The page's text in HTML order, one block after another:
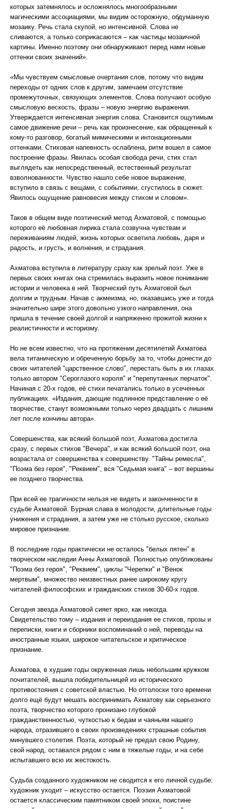
которых затемнялось и осложнялось многообразными
магическими ассоциациями, мы видим осторожную, обдуманную
мозаику. Речь стала скупой, но интенсивной. Слова не
сливаются, а только соприкасаются – как частицы мозаичной
картины. Именно поэтому они обнаруживают перед нами новые
оттенки своих значений».
«Мы чувствуем смысловые очертания слов, потому что видим
переходы от одних слов к другим, замечаем отсутствие
промежуточных, связующих элементов. Слова получают особую
смысловую вескость, фразы – новую энергию выражения.
Утверждается интенсивная энергия слова. Становится ощутимым
самое движение речи – речь как произнесение, как обращенный к
кому-то разговор, богатый мимическими и интонационными
оттенками. Стиховая напевность ослаблена, ритм вошел в самое
построение фразы. Явилась особая свобода речи, стих стал
выглядеть как непосредственный, естественный результат
взволнованности. Чувство нашло себе новое выражение,
вступило в связь с вещами, с событиями, сгустилось в сюжет.
Явилось ощущение равновесия между стихом и словом».
Таков в общем виде поэтический метод Ахматовой, с помощью
которого её любовная лирика стала созвучна чувствам и
переживаниям людей, жизнь которых осветила любовь, даря и
радость, и грусть, и волнения, и страдания.
Ахматова вступила в литературу сразу как зрелый поэт. Уже в
первых своих книгах она стремилась выразить новое понимание
истории и человека в ней. Творческий путь Ахматовой был
долгим и трудным. Начав с акмеизма, но, оказавшись уже и тогда
значительно шире этого довольно узкого направления, она
пришла в течение своей долгой и напряженно прожитой жизни к
реалистичности и историзму.
Но не всем известно, что на протяжении десятилетий Ахматова
вела титаническую и обреченную борьбу за то, чтобы донести до
своих читателей "царственное слово", перестать быть в их глазах
только автором "Сероглазого короля" и "перепутанных перчаток".
Начиная с 20-х годов, её стихи печатались только в усеченных
публикациях. «Издания, дающие подлинное представление о её
творчестве, станут возможными только через двадцать с лишним
лет после кончины автора».
Совершенства, как всякий большой поэт, Ахматова достигла
сразу, с первых стихов "Вечера", и как всякий большой поэт, она
возрастала от совершенства к совершенству. "Тайны ремесла",
"Поэма без героя", "Реквием", вся "Седьмая книга" – вот вершины
ее позднего творчества.
При всей ее трагичности нельзя не видеть и законченности в
судьбе Ахматовой. Бурная слава в молодости, длительные годы
унижения и страдания, а затем уже не столько русское, сколько
мировое признание.
В последние годы практически не осталось "белых пятен" в
творческом наследии Анны Ахматовой. Полностью опубликованы
"Поэма без героя", "Реквием", циклы "Черепки" и "Венок
мертвым", множество неизвестных ранее широкому кругу
читателей философских и гражданских стихов 30-60-х годов.
Сегодня звезда Ахматовой сияет ярко, как никогда.
Свидетельство тому – издания и переиздания ее стихов, прозы и
переписки, книги и сборники воспоминаний о ней, переводы на
иностранные языки, широкое читательское и критическое
признание.
Ахматова, в худшие годы окруженная лишь небольшим кружком
почитателей, вышла победительницей из исторического
противостояния с советской властью. Но отголоски того времени
долго ещё будут мешать воспринимать Ахматову как серьезного
поэта, творчество которого пронизано глубокой
гражданственностью, чуткостью к бедам и чаяньям нашего
народа, отразившего в своих произведениях страшные события
минувшего столетия. Поэта, который не предал свою Родину,
свой народ, оставался рядом с ним в тяжелые годы, и на себе
испытавшего всю их жестокость.
Судьба созданного художником не сводится к его личной судьбе:
художник уходит – искусство остается. Поэзия Ахматовой
остается классическим памятником своей эпохи, поистине